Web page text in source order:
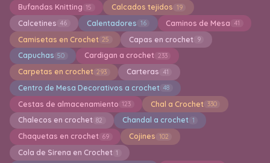
Bufandas Knitting 15 Calcados tejidos 19
Calcetines 46 Calentadores 16 Caminos de Mesa 41
Camisetas en Crochet 25 Capas en crochet 9
Capuchas 50 Cardigan a crochet 233
Carpetas en crochet 293 Carteras 41
Centro de Mesa Decorativos a crochet 48
Cestas de almacenamiento 123 Chal a Crochet 330
Chalecos en crochet 82 Chandal a crochet 1
Chaquetas en crochet 69 Cojines 102
Cola de Sirena en Crochet 1